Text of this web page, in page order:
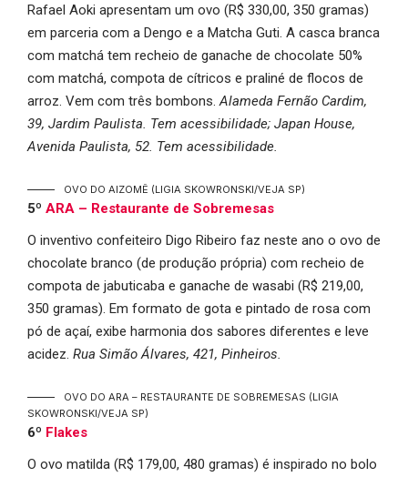
Rafael Aoki apresentam um ovo (R$ 330,00, 350 gramas)
em parceria com a Dengo e a Matcha Guti. A casca branca
com matchá tem recheio de ganache de chocolate 50%
com matchá, compota de cítricos e praliné de flocos de
arroz. Vem com três bombons. Alameda Fernão Cardim,
39, Jardim Paulista. Tem acessibilidade; Japan House,
Avenida Paulista, 52. Tem acessibilidade.
OVO DO AIZOMÊ (LIGIA SKOWRONSKI/VEJA SP)
5º ARA – Restaurante de Sobremesas
O inventivo confeiteiro Digo Ribeiro faz neste ano o ovo de
chocolate branco (de produção própria) com recheio de
compota de jabuticaba e ganache de wasabi (R$ 219,00,
350 gramas). Em formato de gota e pintado de rosa com
pó de açaí, exibe harmonia dos sabores diferentes e leve
acidez. Rua Simão Álvares, 421, Pinheiros.
OVO DO ARA – RESTAURANTE DE SOBREMESAS (LIGIA
SKOWRONSKI/VEJA SP)
6º Flakes
O ovo matilda (R$ 179,00, 480 gramas) é inspirado no bolo